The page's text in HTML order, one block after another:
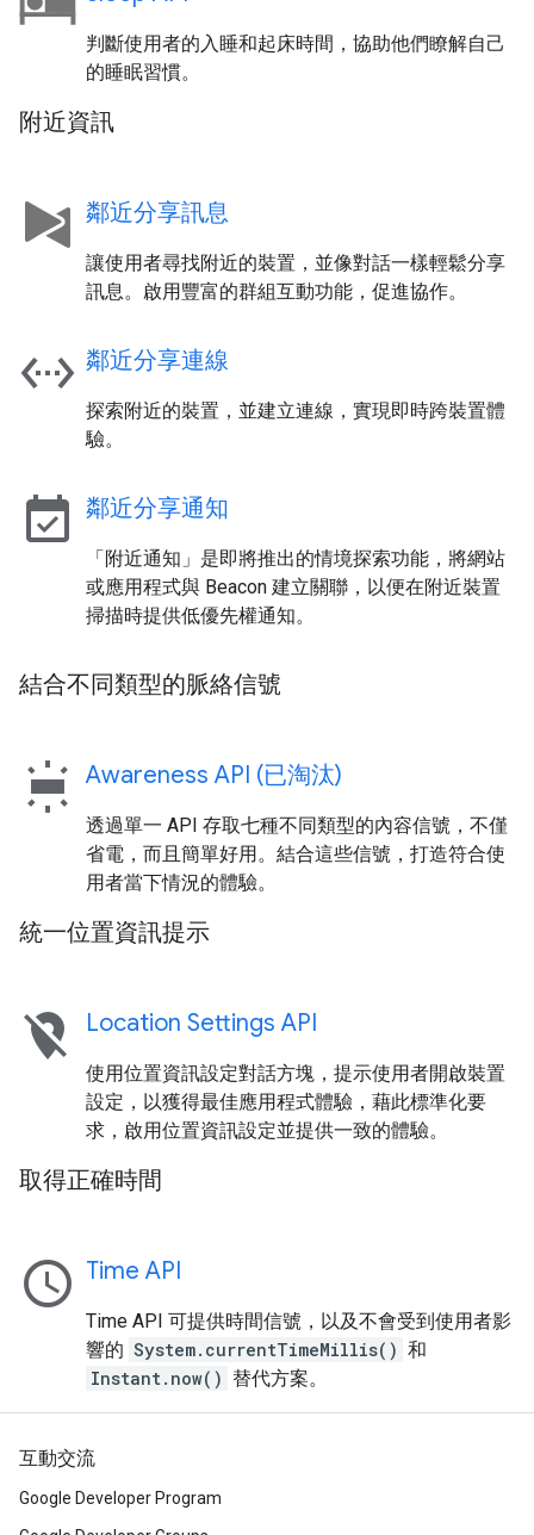
判斷使用者的入睡和起床時間，協助他們瞭解自己
的睡眠習慣。
附近資訊
鄰近分享訊息
讓使用者尋找附近的裝置，並像對話一樣輕鬆分享
訊息。啟用豐富的群組互動功能，促進協作。
settings_ethernet 鄰近分享連線
探索附近的裝置，並建立連線，實現即時跨裝置體
驗。
event_available 鄰近分享通知
「附近通知」是即將推出的情境探索功能，將網站
或應用程式與 Beacon 建立關聯，以便在附近裝置
掃描時提供低優先權通知。
結合不同類型的脈絡信號
wb_iridescent Awareness API (已淘汰)
透過單一 API 存取七種不同類型的內容信號，不僅
省電，而且簡單好用。結合這些信號，打造符合使
用者當下情況的體驗。
統一位置資訊提示
location_off Location Settings API
使用位置資訊設定對話方塊，提示使用者開啟裝置
設定，以獲得最佳應用程式體驗，藉此標準化要
求，啟用位置資訊設定並提供一致的體驗。
取得正確時間
schedule Time API
Time API 可提供時間信號，以及不會受到使用者影
響的 System.currentTimeMillis() 和
Instant.now() 替代方案。
互動交流
Google Developer Program